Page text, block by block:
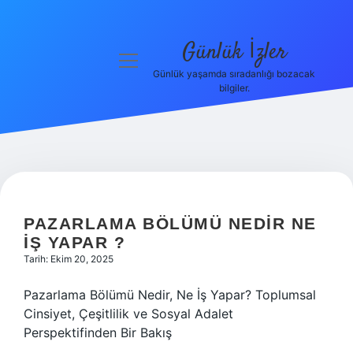
Hakkımızda
menüyü
Günlük İzler
Günlük yaşamda sıradanlığı bozacak
bilgiler.
PAZARLAMA BÖLÜMÜ NEDIR NE
IŞ YAPAR ?
Tarih: Ekim 20, 2025
Pazarlama Bölümü Nedir, Ne İş Yapar? Toplumsal
Cinsiyet, Çeşitlilik ve Sosyal Adalet
Perspektifinden Bir Bakış